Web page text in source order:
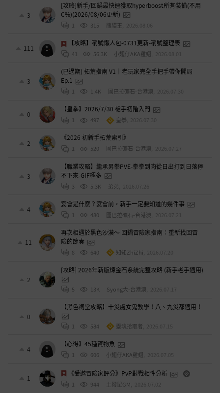
3
[攻略]新手/回鍋最快速獲取hyperboost所有裝備(不用
C%)(2026/08/06更新)
1 315 熊貓王 2026.08.06
111
【攻略】稱號懶人包-0731更新-稱號整理表
41 56.3K 小翅仔AKA雞翅 2026.08.01
3
(已過期) 拓荒指南 V1｜老玩家完全手把手帶你開局
Ep.1
1 1.4K 圖巴拉礦石-台港澳 2026.07.30
0
【皇拳】2026/7/30 槍手初階入門
1 497 皇拳 2026.07.30
2
《2026 初新手拓荒索引》
1 520 圖巴拉礦石-台港澳 2026.07.27
3
【職業攻略】繼承男拳PVE-拳拳到肉從日出打到日落停
不下來-GIF極多
3 5.3K 弟弟 2026.07.26
4
宴會是什麼？宴會前，新手一定要知道的幾件事
1 480 圖巴拉礦石-台港澳 2026.07.21
11
再次相遇於黑色沙漠～ 回鍋冒險家指南：重新找回冒
險的節奏
8 640 知知ZhiZhi 2026.07.20
2
[攻略] 2026年新版煉金石系統完整攻略 (新手老手適用)
5 13K Syong大-台港澳 2026.07.17
0
【黑色祠堂攻略】十災處女鬼教學！八、九災都適用！
1 584 靈魂拾取者 2026.07.15
4
【心得】45種寶物魚
1 606 小翅仔AKA雞翅 2026.07.05
1
《受邀冒險家評分》PvP對戰相性分析
1 944 土撥鼠GM 2026.07.02